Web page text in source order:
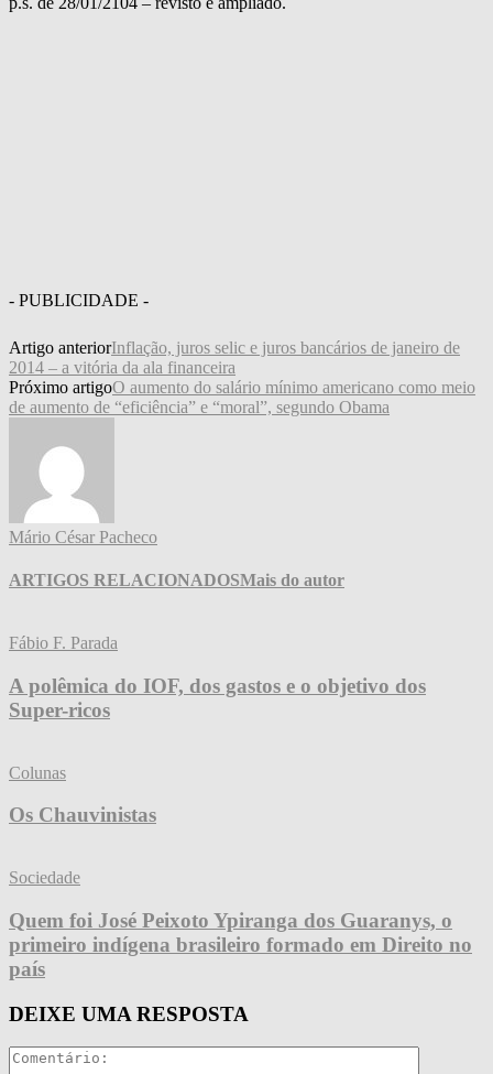
- PUBLICIDADE -
Artigo anteriorInflação, juros selic e juros bancários de janeiro de
2014 – a vitória da ala financeira
Próximo artigoO aumento do salário mínimo americano como meio
de aumento de “eficiência” e “moral”, segundo Obama
Mário César Pacheco
ARTIGOS RELACIONADOSMais do autor
Fábio F. Parada
A polêmica do IOF, dos gastos e o objetivo dos
Super-ricos
Colunas
Os Chauvinistas
Sociedade
Quem foi José Peixoto Ypiranga dos Guaranys, o
primeiro indígena brasileiro formado em Direito no
país
DEIXE UMA RESPOSTA